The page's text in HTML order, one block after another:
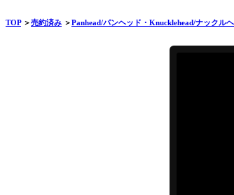
TOP＞売約済み ＞Panhead/パンヘッド・Knucklehead/ナックル